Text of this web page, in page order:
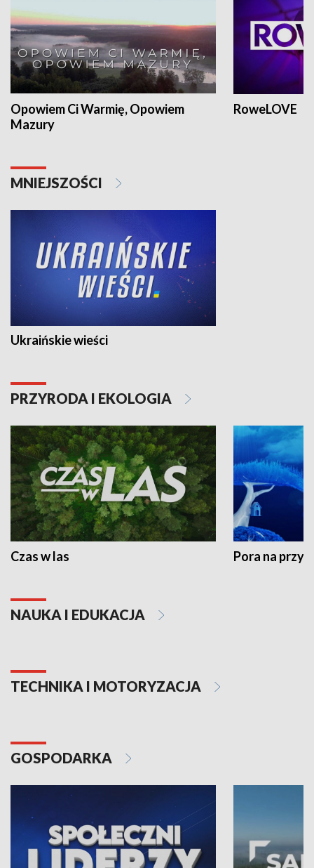
Opowiem Ci Warmię, Opowiem
Mazury
RoweLOVE
MNIEJSZOŚCI
Ukraińskie wieści
PRZYRODA I EKOLOGIA
Czas w las Pora na
NAUKA I EDUKACJA
TECHNIKA I MOTORYZACJA
GOSPODARKA